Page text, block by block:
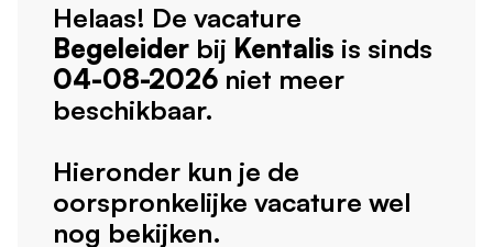
Helaas! De vacature
Begeleider bij Kentalis is sinds
04-08-2026 niet meer
beschikbaar.
Hieronder kun je de
oorspronkelijke vacature wel
nog bekijken.